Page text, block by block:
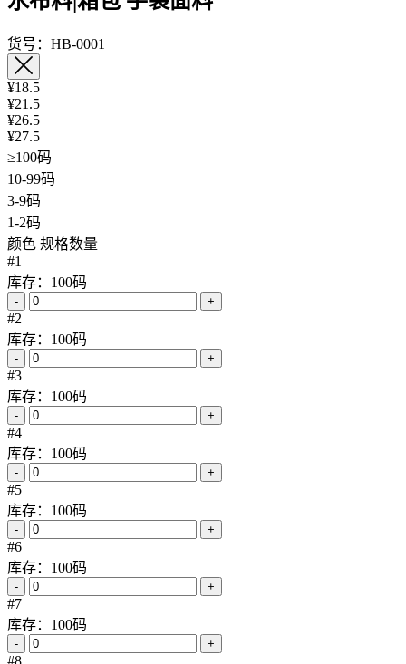
货号：HB-0001
¥18.5
¥21.5
¥26.5
¥27.5
≥100码
10-99码
3-9码
1-2码
颜色 规格数量
#1
库存：100码
- +
#2
库存：100码
- +
#3
库存：100码
- +
#4
库存：100码
- +
#5
库存：100码
- +
#6
库存：100码
- +
#7
库存：100码
- +